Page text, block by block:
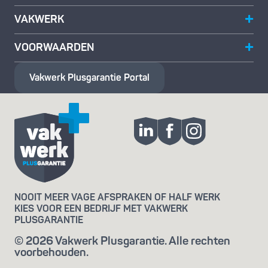
VAKWERK
VOORWAARDEN
Vakwerk Plusgarantie Portal
NOOIT MEER VAGE AFSPRAKEN OF HALF WERK
KIES VOOR EEN BEDRIJF MET VAKWERK
PLUSGARANTIE
© 2026 Vakwerk Plusgarantie. Alle rechten
voorbehouden.